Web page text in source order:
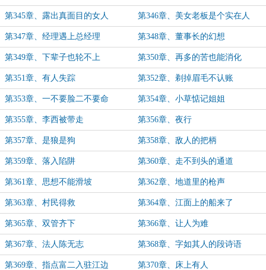
第345章、露出真面目的女人 第346章、美女老板是个实在人
第347章、经理遇上总经理 第348章、董事长的幻想
第349章、下辈子也轮不上 第350章、再多的苦也能消化
第351章、有人失踪 第352章、剃掉眉毛不认账
第353章、一不要脸二不要命 第354章、小草惦记姐姐
第355章、李西被带走 第356章、夜行
第357章、是狼是狗 第358章、敌人的把柄
第359章、落入陷阱 第360章、走不到头的通道
第361章、思想不能滑坡 第362章、地道里的枪声
第363章、村民得救 第364章、江面上的船来了
第365章、双管齐下 第366章、让人为难
第367章、法人陈无志 第368章、字如其人的段诗语
第369章、指点富二入驻江边 第370章、床上有人